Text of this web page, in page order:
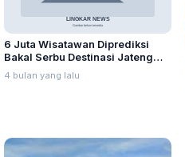
6 Juta Wisatawan Diprediksi
Bakal Serbu Destinasi Jateng
Selama Libur Lebaran 2026
4 bulan yang lalu